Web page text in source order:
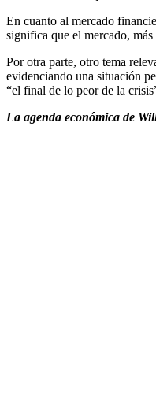
En cuanto al mercado
significa que el mercado,
Por otra parte, otro tema
evidenciando una situación
“el final de lo peor de la
La agenda económica de